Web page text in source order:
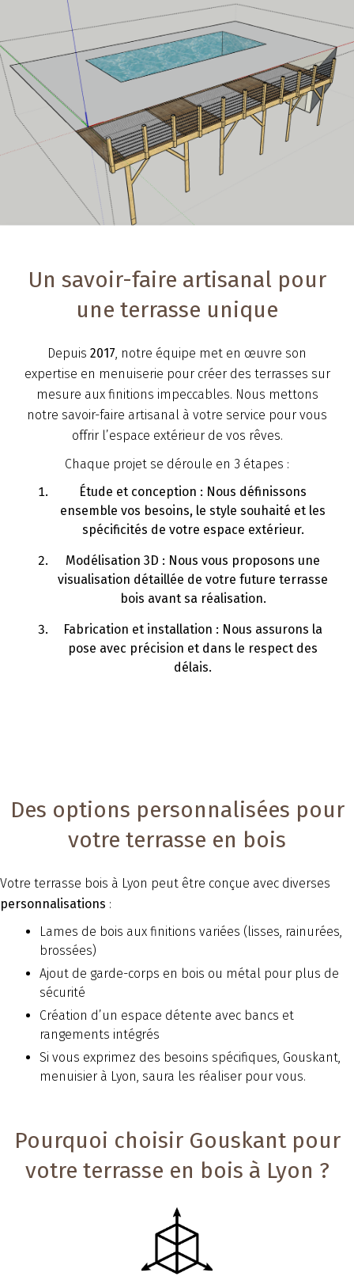
Un savoir-faire artisanal pour
une terrasse unique
Depuis 2017 , notre équipe met en œuvre son
expertise en menuiserie pour créer des terrasses sur
mesure aux finitions impeccables. Nous mettons
notre savoir-faire artisanal à votre service pour vous
offrir l’espace extérieur de vos rêves.
Chaque projet se déroule en 3 étapes :
Étude et conception : Nous définissons
ensemble vos besoins, le style souhaité et les
spécificités de votre espace extérieur.
Modélisation 3D : Nous vous proposons une
visualisation détaillée de votre future terrasse
bois avant sa réalisation.
Fabrication et installation : Nous assurons la
pose avec précision et dans le respect des
délais.
Des options personnalisées pour
votre terrasse en bois
Votre terrasse bois à Lyon peut être conçue avec diverses
personnalisations :
Lames de bois aux finitions variées (lisses, rainurées,
brossées)
Ajout de garde-corps en bois ou métal pour plus de
sécurité
Création d’un espace détente avec bancs et
rangements intégrés
Si vous exprimez des besoins spécifiques, Gouskant,
menuisier à Lyon, saura les réaliser pour vous.
Pourquoi choisir Gouskant pour
votre terrasse en bois à Lyon ?